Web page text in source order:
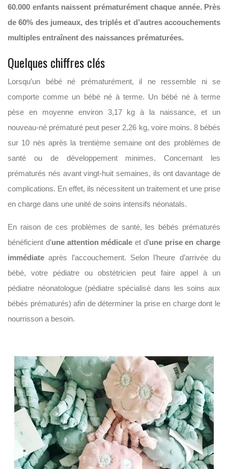
60.000 enfants naissent prématurément chaque année. Près
de 60% des jumeaux, des triplés et d’autres accouchements
multiples entraînent des naissances prématurées.
Quelques chiffres clés
Lorsqu’un bébé né prématurément, il ne ressemble ni se
comporte comme un bébé né à terme. Un bébé né à terme
pèse en moyenne environ 3,17 kg à la naissance, et un
nouveau-né prématuré peut peser 2,26 kg, voire moins. 8 bébés
sur 10 nés après la trentième semaine ont des problèmes de
santé ou de développement minimes. Concernant les
prématurés nés avant vingt-huit semaines, ils ont davantage de
complications. En effet, ils nécessitent un traitement et une prise
en charge dans une unité de soins intensifs néonatals.
En raison de ces problèmes de santé, les bébés prématurés
bénéficient d’une attention médicale et d’une prise en charge
immédiate après l’accouchement. Selon l’heure d’arrivée du
bébé, votre pédiatre ou obstétricien peut faire appel à un
pédiatre néonatologue (pédiatre spécialisé dans les soins aux
bébés prématurés) afin de déterminer la prise en charge dont le
nourrisson a besoin.